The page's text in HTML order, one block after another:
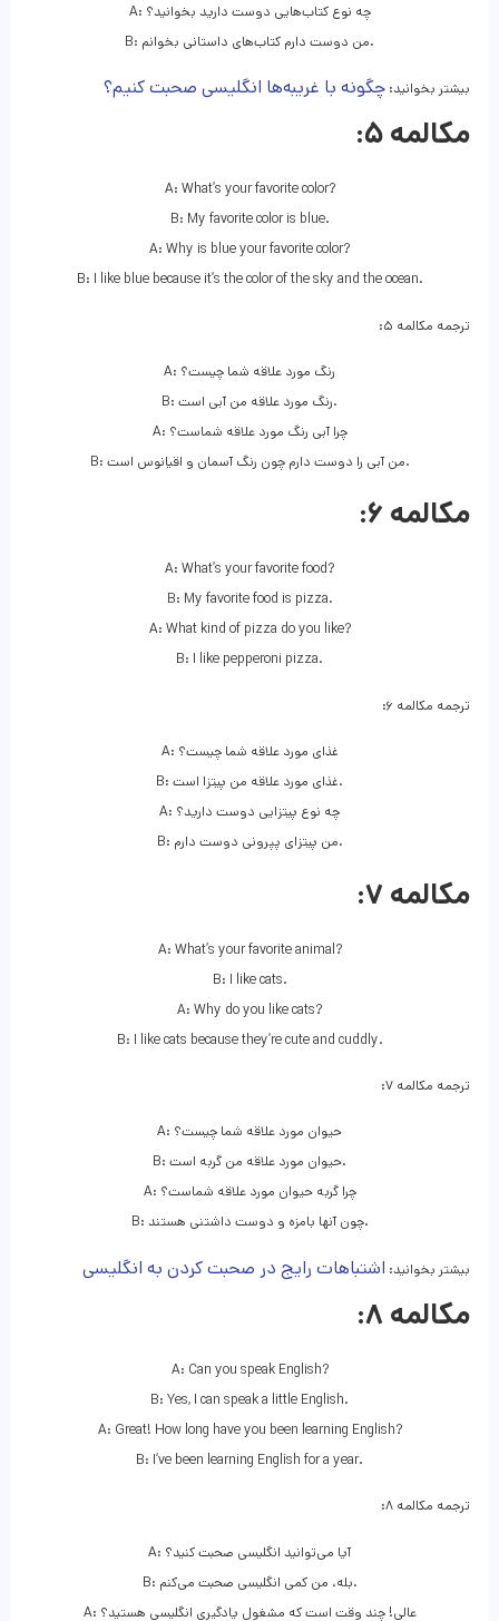
A: چه نوع کتاب‌هایی دوست دارید بخوانید؟
B: من دوست دارم کتاب‌های داستانی بخوانم.
بیشتر بخوانید: چگونه با غریبه‌ها انگلیسی صحبت کنیم؟
مکالمه ۵:
A: What’s your favorite color?
B: My favorite color is blue.
A: Why is blue your favorite color?
B: I like blue because it’s the color of the sky and the ocean.
ترجمه مکالمه ۵:
A: رنگ مورد علاقه شما چیست؟
B: رنگ مورد علاقه من آبی است.
A: چرا آبی رنگ مورد علاقه شماست؟
B: من آبی را دوست دارم چون رنگ آسمان و اقیانوس است.
مکالمه ۶:
A: What’s your favorite food?
B: My favorite food is pizza.
A: What kind of pizza do you like?
B: I like pepperoni pizza.
ترجمه مکالمه ۶:
A: غذای مورد علاقه شما چیست؟
B: غذای مورد علاقه من پیتزا است.
A: چه نوع پیتزایی دوست دارید؟
B: من پیتزای پپرونی دوست دارم.
مکالمه ۷:
A: What’s your favorite animal?
B: I like cats.
A: Why do you like cats?
B: I like cats because they’re cute and cuddly.
ترجمه مکالمه ۷:
A: حیوان مورد علاقه شما چیست؟
B: حیوان مورد علاقه من گربه است.
A: چرا گربه حیوان مورد علاقه شماست؟
B: چون آنها بامزه و دوست داشتنی هستند.
بیشتر بخوانید: اشتباهات رایج در صحبت کردن به انگلیسی
مکالمه ۸:
A: Can you speak English?
B: Yes, I can speak a little English.
A: Great! How long have you been learning English?
B: I’ve been learning English for a year.
ترجمه مکالمه ۸:
A: آیا می‌توانید انگلیسی صحبت کنید؟
B: بله، من کمی انگلیسی صحبت می‌کنم.
A: عالی! چند وقت است که مشغول یادگیری انگلیسی هستید؟